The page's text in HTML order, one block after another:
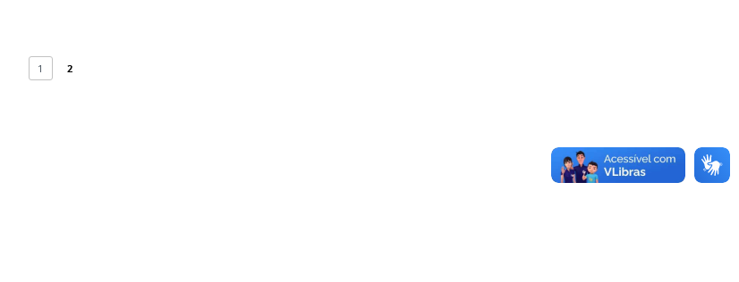
1 2